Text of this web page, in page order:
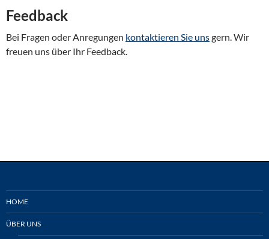
Feedback
Bei Fragen oder Anregungen kontaktieren Sie unsgern. Wir
freuen uns über Ihr Feedback.
HOME
ÜBER UNS